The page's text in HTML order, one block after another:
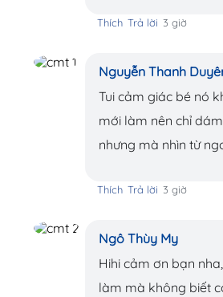
Thích Trả lời 3 giờ
Nguyễn Thanh
Tui cảm giác bé nó
mới làm nên chỉ
nhưng mà nhìn từ
Thích Trả lời 3 giờ
Ngô Thùy My
Hihi cảm ơn bạn
làm mà không biết